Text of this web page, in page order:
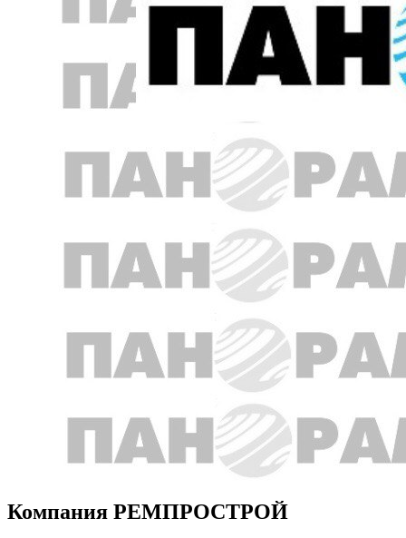
Компания РЕМПРОСТРОЙ